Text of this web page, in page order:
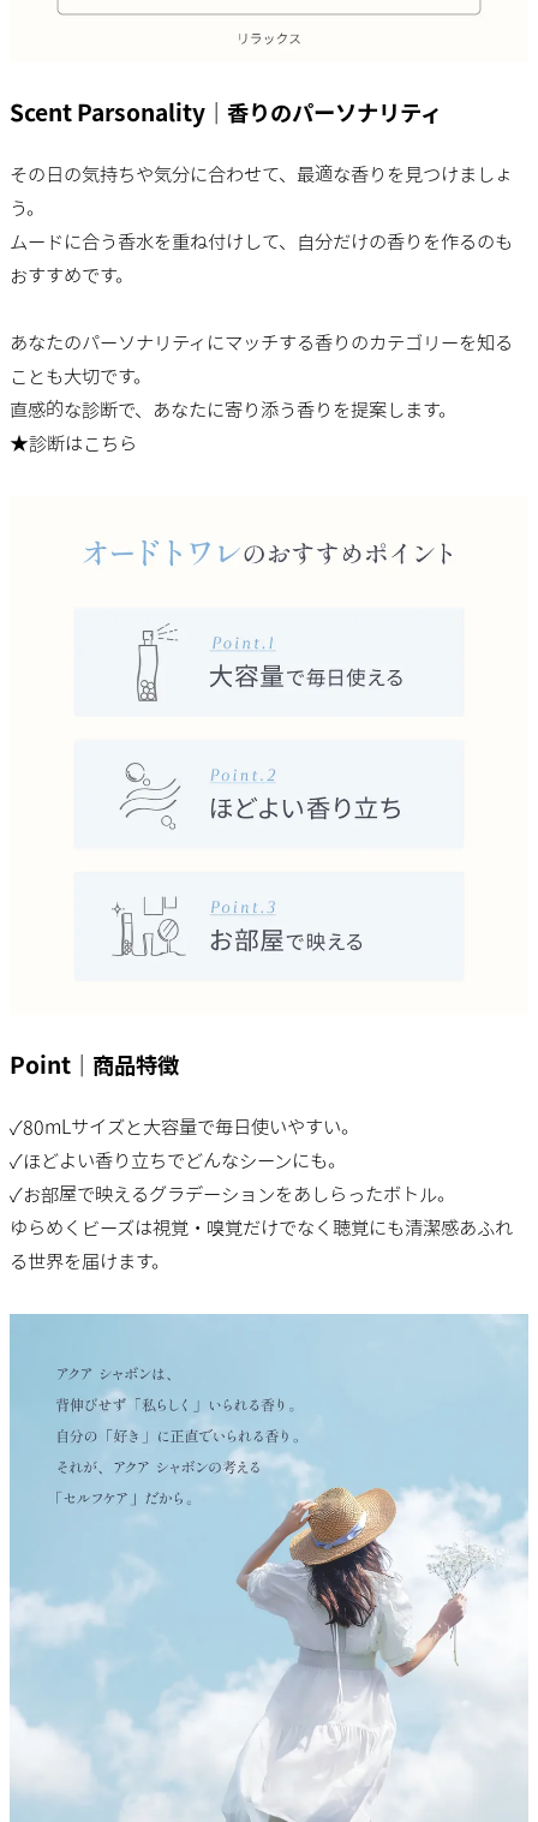
Scent Parsonality｜香りのパーソナリティ
その日の気持ちや気分に合わせて、最適な香りを見つけましょ
う。
ムードに合う香水を重ね付けして、自分だけの香りを作るのも
おすすめです。
あなたのパーソナリティにマッチする香りのカテゴリーを知る
ことも大切です。
直感的な診断で、あなたに寄り添う香りを提案します。
★診断はこちら
Point｜商品特徴
✓80mLサイズと大容量で毎日使いやすい。
✓ほどよい香り立ちでどんなシーンにも。
✓お部屋で映えるグラデーションをあしらったボトル。
ゆらめくビーズは視覚・嗅覚だけでなく聴覚にも清潔感あふれ
る世界を届けます。